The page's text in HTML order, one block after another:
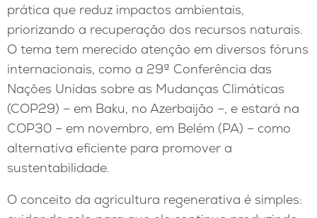
prática que reduz impactos ambientais,
priorizando a recuperação dos recursos naturais.
O tema tem merecido atenção em diversos fóruns
internacionais, como a 29ª Conferência das
Nações Unidas sobre as Mudanças Climáticas
(COP29) – em Baku, no Azerbaijão –, e estará na
COP30 – em novembro, em Belém (PA) – como
alternativa eficiente para promover a
sustentabilidade.
O conceito da agricultura regenerativa é simples: